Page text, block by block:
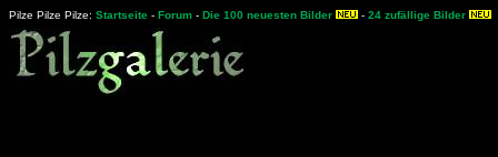
Pilze Pilze Pilze: Startseite - Forum - Die 100 neuesten Bilder - 24 zufällige Bilder